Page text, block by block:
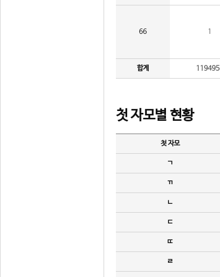
66 1
합계
첫 자모별 현황
첫 자모
ㄱ
ㄲ
ㄴ
ㄷ
ㄸ
ㄹ